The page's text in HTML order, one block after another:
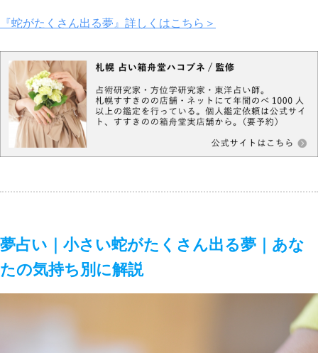
『蛇がたくさん出る夢』詳しくはこちら＞
夢占い｜小さい蛇がたくさん出る夢｜あな
たの気持ち別に解説